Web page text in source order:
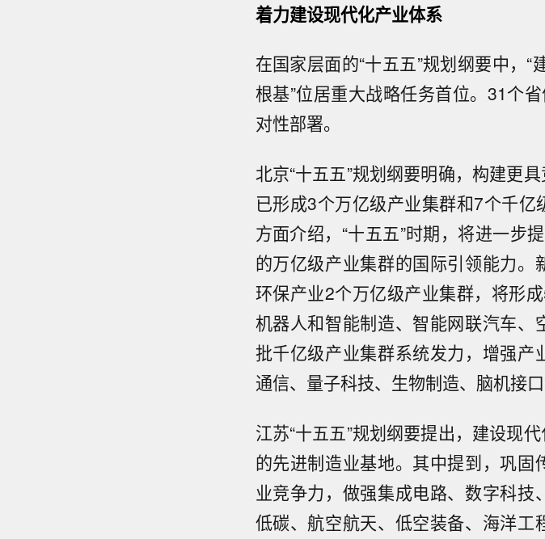
着力建设现代化产业体系
在国家层面的“十五五”规划纲要中，
根基”位居重大战略任务首位。31个
对性部署。
北京“十五五”规划纲要明确，构建更
已形成3个万亿级产业集群和7个千
方面介绍，“十五五”时期，将进一步
的万亿级产业集群的国际引领能力
环保产业2个万亿级产业集群，将形
机器人和智能制造、智能网联汽车
批千亿级产业集群系统发力，增强
通信、量子科技、生物制造、脑机接口
江苏“十五五”规划纲要提出，建设现
的先进制造业基地。其中提到，巩
业竞争力，做强集成电路、数字科
低碳、航空航天、低空装备、海洋